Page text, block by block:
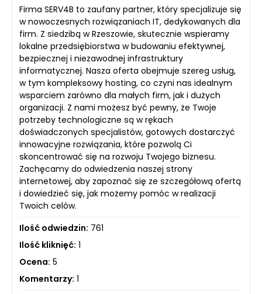
Firma SERV4B to zaufany partner, który specjalizuje się
w nowoczesnych rozwiązaniach IT, dedykowanych dla
firm. Z siedzibą w Rzeszowie, skutecznie wspieramy
lokalne przedsiębiorstwa w budowaniu efektywnej,
bezpiecznej i niezawodnej infrastruktury
informatycznej. Nasza oferta obejmuje szereg usług,
w tym kompleksowy hosting, co czyni nas idealnym
wsparciem zarówno dla małych firm, jak i dużych
organizacji. Z nami możesz być pewny, że Twoje
potrzeby technologiczne są w rękach
doświadczonych specjalistów, gotowych dostarczyć
innowacyjne rozwiązania, które pozwolą Ci
skoncentrować się na rozwoju Twojego biznesu.
Zachęcamy do odwiedzenia naszej strony
internetowej, aby zapoznać się ze szczegółową ofertą
i dowiedzieć się, jak możemy pomóc w realizacji
Twoich celów.
Ilość odwiedzin: 761
Ilość kliknięć: 1
Ocena: 5
Komentarzy: 1